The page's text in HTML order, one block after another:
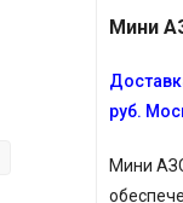
Мини
руб.
Мини